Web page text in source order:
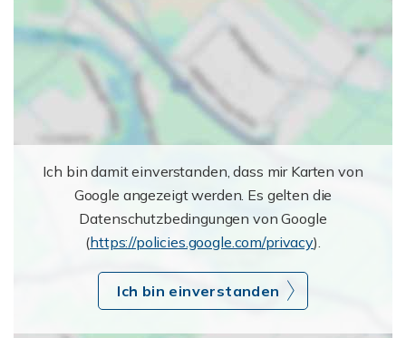
Ich bin damit einverstanden, dass mir Karten von
Google angezeigt werden. Es gelten die
Datenschutzbedingungen von Google
(https://policies.google.com/privacy).
Ich bin einverstanden